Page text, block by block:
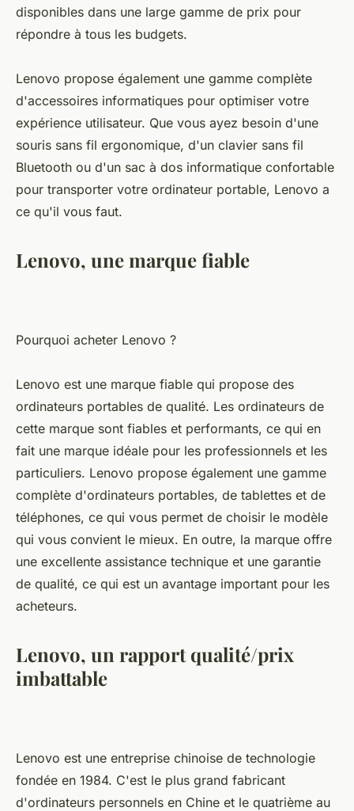
disponibles dans une large gamme de prix pour
répondre à tous les budgets.
Lenovo propose également une gamme complète
d'accessoires informatiques pour optimiser votre
expérience utilisateur. Que vous ayez besoin d'une
souris sans fil ergonomique, d'un clavier sans fil
Bluetooth ou d'un sac à dos informatique confortable
pour transporter votre ordinateur portable, Lenovo a
ce qu'il vous faut.
Lenovo, une marque fiable
Pourquoi acheter Lenovo ?
Lenovo est une marque fiable qui propose des
ordinateurs portables de qualité. Les ordinateurs de
cette marque sont fiables et performants, ce qui en
fait une marque idéale pour les professionnels et les
particuliers. Lenovo propose également une gamme
complète d'ordinateurs portables, de tablettes et de
téléphones, ce qui vous permet de choisir le modèle
qui vous convient le mieux. En outre, la marque offre
une excellente assistance technique et une garantie
de qualité, ce qui est un avantage important pour les
acheteurs.
Lenovo, un rapport qualité/prix
imbattable
Lenovo est une entreprise chinoise de technologie
fondée en 1984. C'est le plus grand fabricant
d'ordinateurs personnels en Chine et le quatrième au